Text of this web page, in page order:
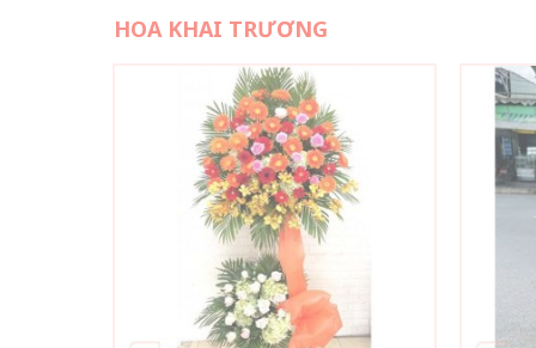
HOA KHAI TRƯƠNG